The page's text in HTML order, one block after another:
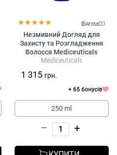
Відгуки(1)
Незмивний Догляд для
Захисту та Розгладження
Волосся Mediceuticals
Defend Leave-in Conditioner
Mediceuticals
1 315 грн.
+ 65 бонусів
250 ml
– +